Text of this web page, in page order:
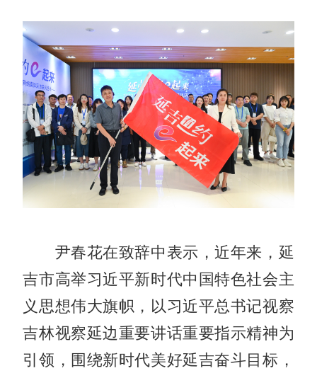
尹春花在致辞中表示，近年来，延
吉市高举习近平新时代中国特色社会主
义思想伟大旗帜，以习近平总书记视察
吉林视察延边重要讲话重要指示精神为
引领，围绕新时代美好延吉奋斗目标，